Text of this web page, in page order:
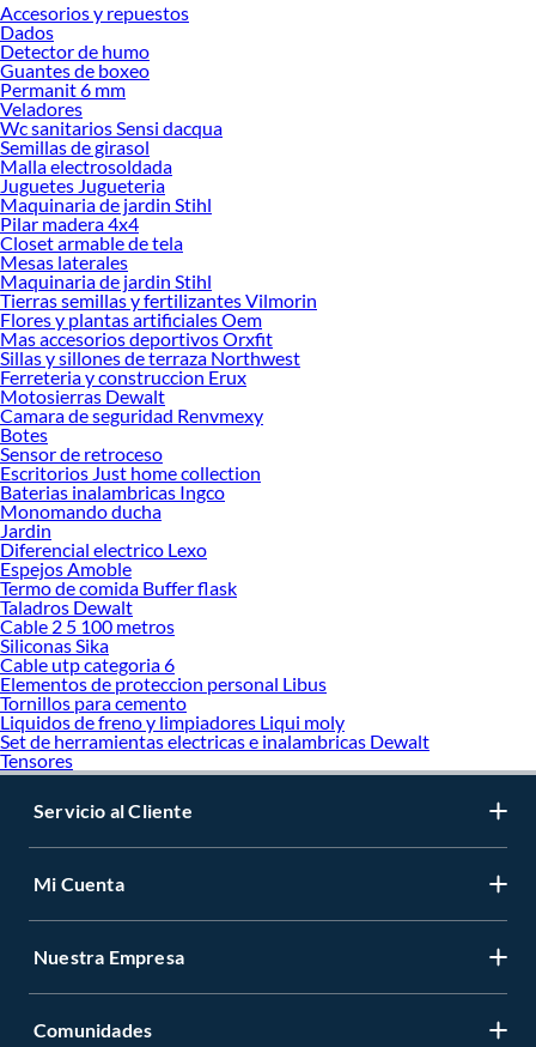
Desde remodelaciones hasta proyectos de decoración, estamos aquí para hacer
tus ideas realidad. ¡Visítanos y encuentra todo lo que tenemos para ofrecerte en
Living - Sala de Estar!
Explora la variedad de productos de Living - Sala de Estar en Sodimac
Herramientas, materiales y accesorios de calidad para tus proyectos y
renovación de espacios. ¡Visítanos y descubre todo lo que tenemos para
ofrecerte!
Encuentra una amplia variedad de productos de Living - Sala de Estar en
Sodimac. Encuentra todo lo necesario para tus proyectos de renovación y
decoración. ¡Visítanos y haz tus ideas realidad!
Accesorios y repuestos
Dados
Detector de humo
Guantes de boxeo
Permanit 6 mm
Veladores
Wc sanitarios Sensi dacqua
Semillas de girasol
Malla electrosoldada
Juguetes Jugueteria
Maquinaria de jardin Stihl
Pilar madera 4x4
Closet armable de tela
Mesas laterales
Maquinaria de jardin Stihl
Tierras semillas y fertilizantes Vilmorin
Flores y plantas artificiales Oem
Mas accesorios deportivos Orxfit
Sillas y sillones de terraza Northwest
Ferreteria y construccion Erux
Motosierras Dewalt
Camara de seguridad Renvmexy
Botes
Sensor de retroceso
Escritorios Just home collection
Baterias inalambricas Ingco
Monomando ducha
Jardin
Diferencial electrico Lexo
Espejos Amoble
Termo de comida Buffer flask
Taladros Dewalt
Cable 2 5 100 metros
Siliconas Sika
Cable utp categoria 6
Elementos de proteccion personal Libus
Tornillos para cemento
Liquidos de freno y limpiadores Liqui moly
Set de herramientas electricas e inalambricas Dewalt
Tensores
Servicio al Cliente
Mi Cuenta
Nuestra Empresa
Comunidades